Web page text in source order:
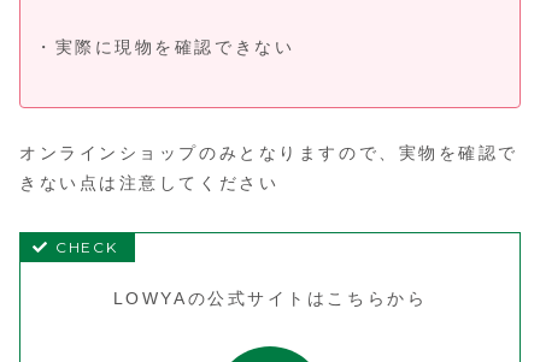
・実際に現物を確認できない
オンラインショップのみとなりますので、実物を確認で
きない点は注意してください
LOWYAの公式サイトはこちらから